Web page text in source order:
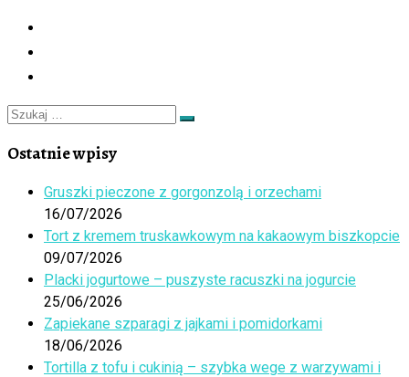
Szukaj
Szukaj
Ostatnie wpisy
Gruszki pieczone z gorgonzolą i orzechami
16/07/2026
Tort z kremem truskawkowym na kakaowym biszkopcie
09/07/2026
Placki jogurtowe – puszyste racuszki na jogurcie
25/06/2026
Zapiekane szparagi z jajkami i pomidorkami
18/06/2026
Tortilla z tofu i cukinią – szybka wege z warzywami i